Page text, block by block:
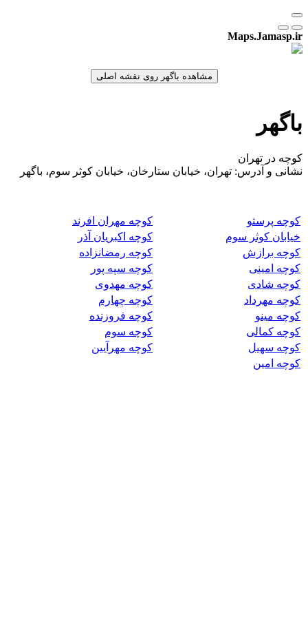
Maps.Jamasp.ir
باگهر
کوچه در تهران
نشانی و آدرس: تهران، خیابان ستارخان، خیابان کوثر سوم، باگهر
کوچه پرستو
کوچه مهران افرند
خیابان کوثر سوم
کوچه اکبریان آذر
کوچه برازش
کوچه رمضانزاده
کوچه امینی
کوچه سپه پور
کوچه شادی
کوچه مهدوی
کوچه مهرداد
کوچه چهارم
کوچه مینو
کوچه فروزنده
کوچه کمالی
کوچه سوم
کوچه سهیل
کوچه مهرآیین
کوچه امین